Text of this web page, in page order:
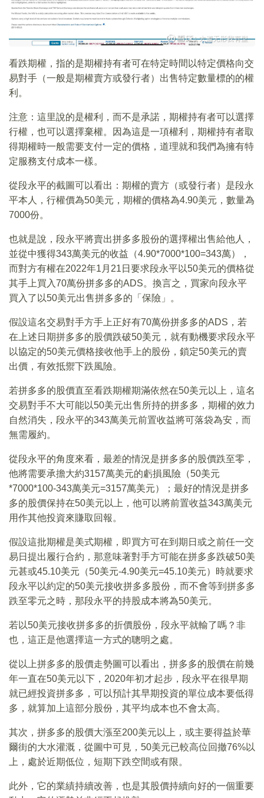
看跌期權，指的是期權持有者可在特定時間以特定價格向交
易對手（一般是期權賣方或發行者）出售特定數量標的的權
利。
注意：這里說的是權利，而不是承諾，期權持有者可以選擇
行權，也可以選擇棄權。因為這是一項權利，期權持有者取
得期權時一般需要支付一定的價格，道理就和我們為擁有特
定服務支付成本一樣。
從段永平的截圖可以看出：期權的賣方（或發行者）是段永
平本人，行權價為50美元，期權的價格為4.90美元，數量為
7000份。
也就是說，段永平將賣出拼多多股份的選擇權出售給他人，
並從中獲得343萬美元的收益（4.90*7000*100=343萬），
而對方有權在2022年1月21日要求段永平以50美元的價格從
其手上買入70萬份拼多多的ADS。換言之，買家向段永平
買入了以50美元出售拼多多的「保險」。
假設這名交易對手方手上正好有70萬份拼多多的ADS，若
在上述日期拼多多的股價跌破50美元，就有動機要求段永平
以協定的50美元價格接收他手上的股份，鎖定50美元的賣
出價，有效抵禦下跌風險。
若拼多多的股價直至看跌期權期滿依然在50美元以上，這名
交易對手不大可能以50美元出售所持的拼多多，期權的效力
自然消失，段永平的343萬美元前置收益將可落袋為安，而
無需履約。
從段永平的角度來看，最差的情況是拼多多的股價跌至零，
他將需要承擔大約3157萬美元的虧損風險（50美元
*7000*100-343萬美元=3157萬美元）；最好的情況是拼多
多的股價保持在50美元以上，他可以將前置收益343萬美元
用作其他投資來賺取回報。
假設這批期權是美式期權，即買方可在到期日或之前任一交
易日提出履行合約，那意味著對手方可能在拼多多跌破50美
元甚或45.10美元（50美元-4.90美元=45.10美元）時就要求
段永平以約定的50美元接收拼多多股份，而不會等到拼多多
跌至零元之時，那段永平的持股成本將為50美元。
若以50美元接收拼多多的折價股份，段永平就輸了嗎？非
也，這正是他選擇這一方式的聰明之處。
從以上拼多多的股價走勢圖可以看出，拼多多的股價在前幾
年一直在50美元以下，2020年初才起步，段永平在很早期
就已經投資拼多多，可以預計其早期投資的單位成本要低得
多，就算加上這部分股份，其平均成本也不會太高。
其次，拼多多的股價大漲至200美元以上，或主要得益於華
爾街的大水灌溉，從圖中可見，50美元已較高位回撤76%以
上，處於近期低位，短期下跌空間或有限。
此外，它的業績持續改善，也是其股價持續向好的一個重要